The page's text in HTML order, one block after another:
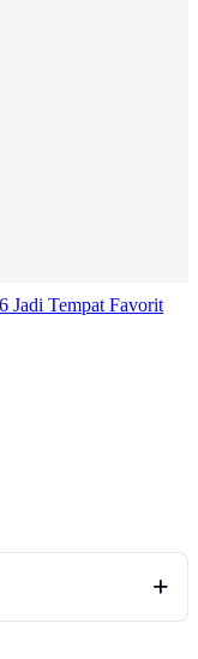
Jadi Tempat Favorit